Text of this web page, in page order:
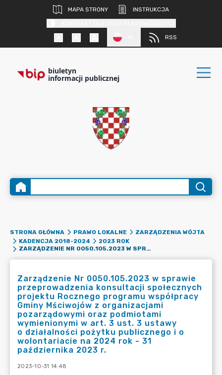
MAPA STRONY
INSTRUKCJA
RSS
biuletyn
informacji publicznej
STRONA GŁÓWNA PRAWO LOKALNE
ZARZĄDZENIA WÓJTA
KADENCJA 2018-2024
2023 ROK
ZARZĄDZENIE NR 0050.105.2023 W SPRAWIE PRZEPROWADZENIA KONSULTACJI SPOŁECZNYCH PROJEKTU ROCZNEGO PROGRAMU WSPÓŁPRACY GMINY MŚCIWOJÓW Z ORGANIZACJAMI POZARZĄDOWYMI ORAZ PODMIOTAMI WYMIENIONYMI W ART. 3 UST. 3 USTAWY O DZIAŁALNOŚCI POŻYTKU PUBLICZNEGO I O WOLONTARIACIE NA 2024 ROK - 31 PAŹDZIERNIKA 2023 R.
Zarządzenie Nr 0050.105.2023 w sprawie
przeprowadzenia konsultacji społecznych
projektu Rocznego programu współpracy
Gminy Mściwojów z organizacjami
pozarządowymi oraz podmiotami
wymienionymi w art. 3 ust. 3 ustawy
o działalności pożytku publicznego i o
wolontariacie na 2024 rok - 31
października 2023 r.
2023-10-31 14:48